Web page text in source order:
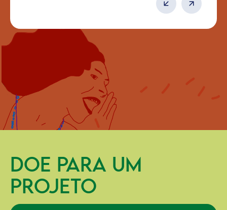
DOE PARA UM
PROJETO